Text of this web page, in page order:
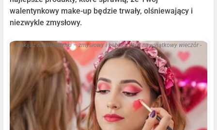
walentynkowy make-up będzie trwały, olśniewający i
niezwykle zmysłowy.
Makijaż na Walentynki – zmysłowy i kobiecy look na wyjątkowy wieczór -
flux